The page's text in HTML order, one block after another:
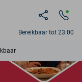
Bereikbaar tot 23:00